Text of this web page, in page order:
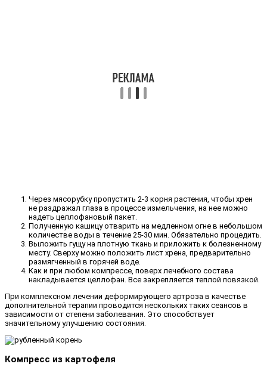
Через мясорубку пропустить 2-3 корня растения, чтобы хрен
не раздражал глаза в процессе измельчения, на нее можно
надеть целлофановый пакет.
Полученную кашицу отварить на медленном огне в небольшом
количестве воды в течение 25-30 мин. Обязательно процедить.
Выложить гущу на плотную ткань и приложить к болезненному
месту. Сверху можно положить лист хрена, предварительно
размягченный в горячей воде.
Как и при любом компрессе, поверх лечебного состава
накладывается целлофан. Все закрепляется теплой повязкой.
При комплексном лечении деформирующего артроза в качестве
дополнительной терапии проводится нескольких таких сеансов в
зависимости от степени заболевания. Это способствует
значительному улучшению состояния.
Компресс из картофеля